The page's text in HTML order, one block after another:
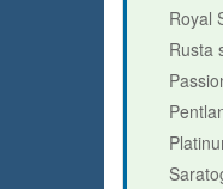
Royal
Rusta